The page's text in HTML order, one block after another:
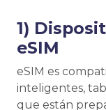
1)
eSIM
eSIM es
inteligentes,
que están